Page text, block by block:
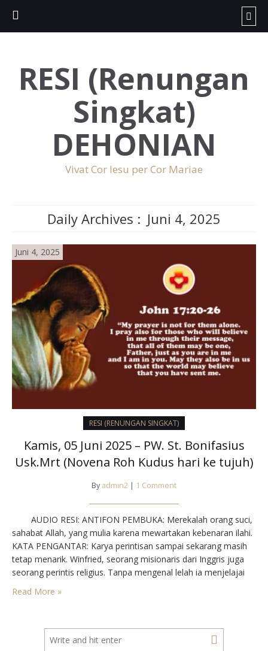
RESI (Renungan
Singkat)
DEHONIAN
Vivat Cor Iesu per Cor Mariae
Daily Archives : Juni 4, 2025
Juni 4, 2025
RESI (RENUNGAN SINGKAT)
Kamis, 05 Juni 2025 – PW. St. Bonifasius
Usk.Mrt (Novena Roh Kudus hari ke tujuh)
By admin2 | 1 Comment
AUDIO RESI: ANTIFON PEMBUKA: Merekalah orang suci,
sahabat Allah, yang mulia karena mewartakan kebenaran ilahi.
KATA PENGANTAR: Karya perintisan sampai sekarang masih
tetap menarik. Winfried, seorang misionaris dari Inggris juga
seorang perintis religius. Tanpa mengenal lelah ia menjelajai
seluruh jerman. Banyak orang suku Sakks yang bertobat.
Read More »